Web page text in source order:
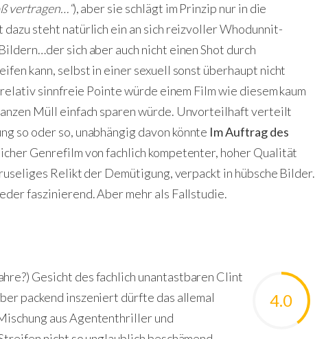
vertragen…“), aber sie schlägt im Prinzip nur in die
steht natürlich ein an sich reizvoller Whodunnit-
sich aber auch nicht einen Shot durch
kann, selbst in einer sexuell sonst überhaupt nicht
sinnfreie Pointe würde einem Film wie diesem kaum
Müll einfach sparen würde. Unvorteilhaft verteilt
so oder so, unabhängig davon könnte Im Auftrag des
Genrefilm von fachlich kompetenter, hoher Qualität
Relikt der Demütigung, verpackt in hübsche Bilder.
faszinierend. Aber mehr als Fallstudie.
4.0
Gesicht des fachlich unantastbaren Clint
packend inszeniert dürfte das allemal
aus Agententhriller und